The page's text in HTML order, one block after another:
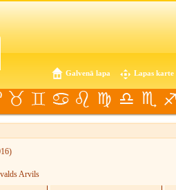
Galvenā lapa Lapas karte
Arvils